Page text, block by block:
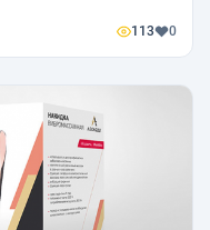
113 0